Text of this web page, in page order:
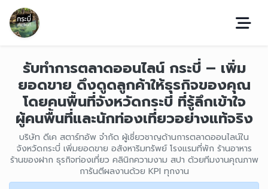
รับทำการตลาดออนไลน์ กระบี่ – เพิ่ม
ยอดขาย ดึงดูดลูกค้าให้ธุรกิจของคุณ
โดยคนพื้นที่จังหวัดกระบี่ ที่รู้ลึกเข้าใจ
ผู้คนพื้นที่และนักท่องเที่ยวอย่างแท้จริง
บริษัท ดีเค สตาร์ทอัพ จำกัด ผู้เชี่ยวชาญด้านการตลาดออนไลน์ใน
จังหวัดกระบี่ เพิ่มยอดขาย อสังหาริมทรัพย์ โรงแรมที่พัก ร้านอาหาร
ร้านของฝาก ธุรกิจท่องเที่ยว คลินิกความงาม สปา ด้วยทีมงานคุณภาพ
การันตีผลงานด้วย KPI ทุกงาน